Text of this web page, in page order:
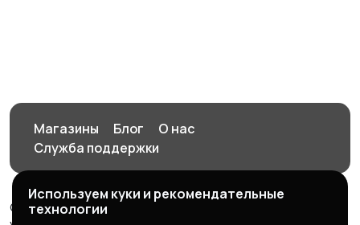
Магазины Блог
О нас
Служба поддержки
© 2026 Орен-АЙ - Авто | Недвижимость | Работа |
Используем куки и рекомендательные
технологии